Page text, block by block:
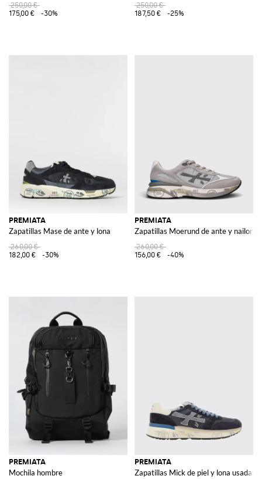
250,00 €
175,00 €
-30%
250,00 €
187,50 €
-25%
PREMIATA
Zapatillas Mase de ante y lona
260,00 €
182,00 €
-30%
PREMIATA
Zapatillas Moerund de ante y nailon
260,00 €
156,00 €
-40%
PREMIATA
Mochila hombre
PREMIATA
Zapatillas Mick de piel y lona usadas